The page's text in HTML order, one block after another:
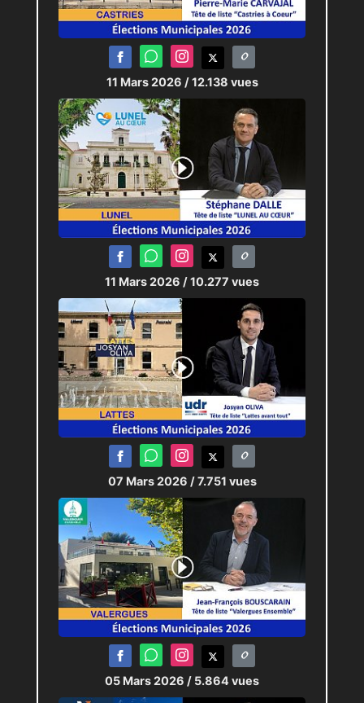
11 Mars 2026 / 12.138 vues
11 Mars 2026 / 10.277 vues
07 Mars 2026 / 7.751 vues
05 Mars 2026 / 5.864 vues